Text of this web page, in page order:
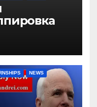
Игоря
Ihor) и
NEWS